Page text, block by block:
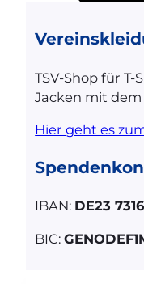
TSV-Shop für T-
Jacken mit dem
Hier geht es
IBAN: DE23
BIC: